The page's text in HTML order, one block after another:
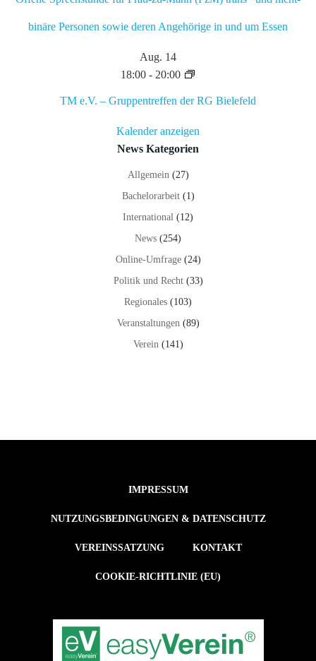
binäre Personen sowie deren Angehörige in und um Essen
Aug. 14
18:00- 20:00
TM e.V. – Gruppentreffen der RG Bielefeld
Kalender anzeigen
News Kategorien
Allgemein (27)
Bachelorarbeit(1)
International (12)
News (254)
Online-Umfrage(24)
Politik und Recht(33)
Regionales (103)
Veranstaltungen (89)
Verein (141)
IMPRESSUM
NUTZUNGSBEDINGUNGEN & DATENSCHUTZ
VEREINSSATZUNG KONTAKT
COOKIE-RICHTLINIE (EU)